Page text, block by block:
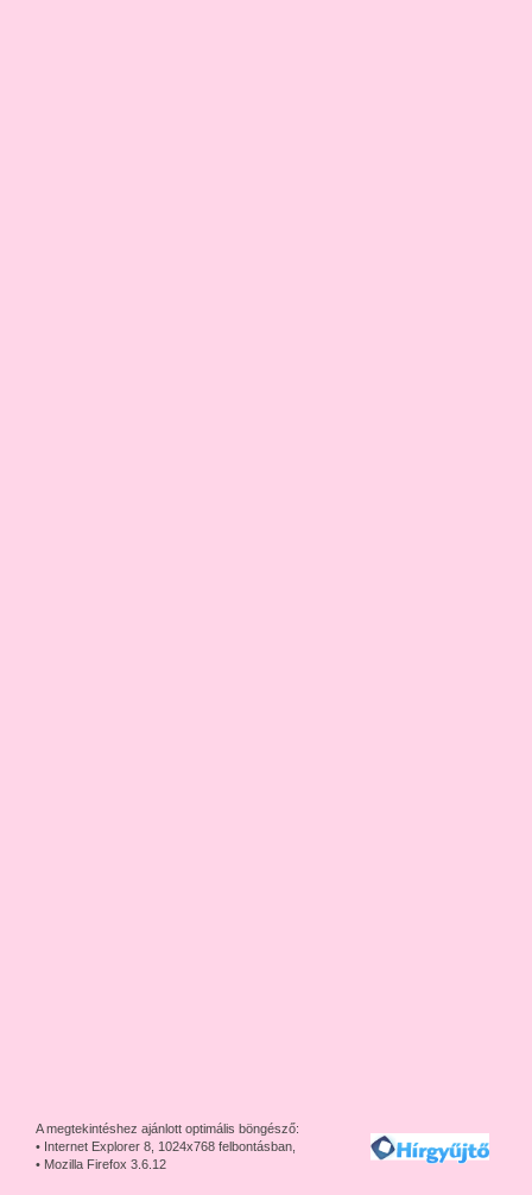
A megtekintéshez ajánlott optimális böngésző:
• Internet Explorer 8, 1024x768 felbontásban,
• Mozilla Firefox 3.6.12